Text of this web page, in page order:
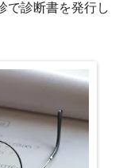
で診断書を発行し